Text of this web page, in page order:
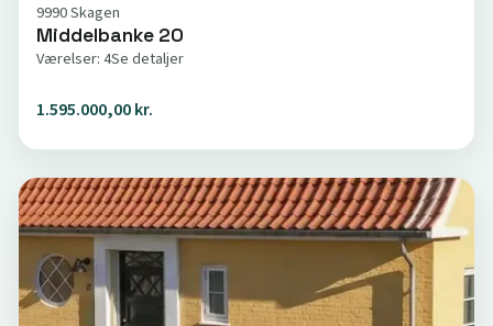
9990 Skagen
Middelbanke 20
Værelser: 4Se detaljer
1.595.000,00 kr.